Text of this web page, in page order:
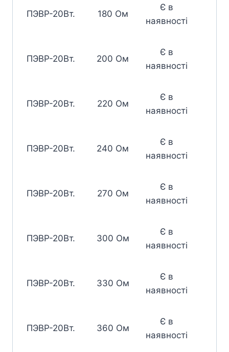
ПЭВР-20Вт. 180 Ом
Є в
наявності
ПЭВР-20Вт. 200 Ом
Є в
наявності
ПЭВР-20Вт. 220 Ом
Є в
наявності
ПЭВР-20Вт. 240 Ом
Є в
наявності
ПЭВР-20Вт. 270 Ом
Є в
наявності
ПЭВР-20Вт. 300 Ом
Є в
наявності
ПЭВР-20Вт. 330 Ом
Є в
наявності
ПЭВР-20Вт. 360 Ом
Є в
наявності